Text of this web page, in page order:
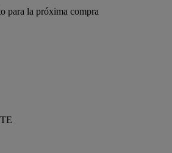
para la próxima compra